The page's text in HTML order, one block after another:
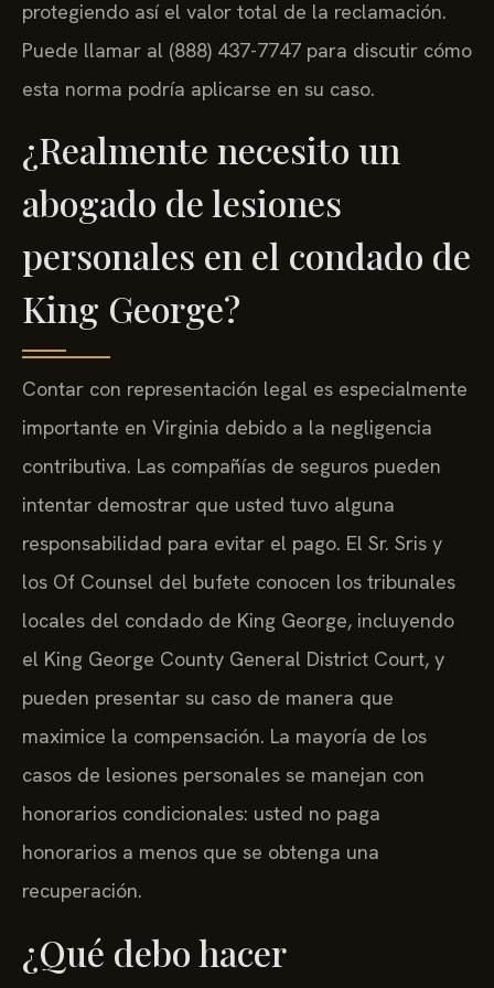
protegiendo así el valor total de la reclamación.
Puede llamar al (888) 437-7747 para discutir cómo
esta norma podría aplicarse en su caso.
¿Realmente necesito un
abogado de lesiones
personales en el condado de
King George?
Contar con representación legal es especialmente
importante en Virginia debido a la negligencia
contributiva. Las compañías de seguros pueden
intentar demostrar que usted tuvo alguna
responsabilidad para evitar el pago. El Sr. Sris y
los Of Counsel del bufete conocen los tribunales
locales del condado de King George, incluyendo
el King George County General District Court, y
pueden presentar su caso de manera que
maximice la compensación. La mayoría de los
casos de lesiones personales se manejan con
honorarios condicionales: usted no paga
honorarios a menos que se obtenga una
recuperación.
¿Qué debo hacer